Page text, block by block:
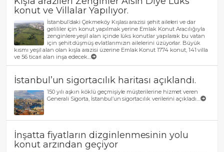
konut ve Villalar Yapılıyor.
İstanbul’daki Çekmeköy Kışlası arazisi şehit aileleri ve dar
gelililer için konut yapılmak yerine Emlak Konut Aracılığıyla
zenginlere yeşil alan içinde lüks konutlar yapılarak bu vatan
için şehit düşmüş evlatlarımızın ailelerini üzüyorlar. Büyük
kısmı yeşil alan olan kışla arazisi üzerine Emlak Konut 1774 konut, 141 villa
ve 56 ticari alan inşa edecek....
İstanbul’un sigortacılık haritası açıklandı.
150 yılı aşkın köklü geçmişiyle müşterilerine hizmet veren
Generali Sigorta, İstanbul’un sigortacılık verilerini açıkladı....
İnşatta fiyatların dizginlenmesinin yolu
konut arzından geçiyor